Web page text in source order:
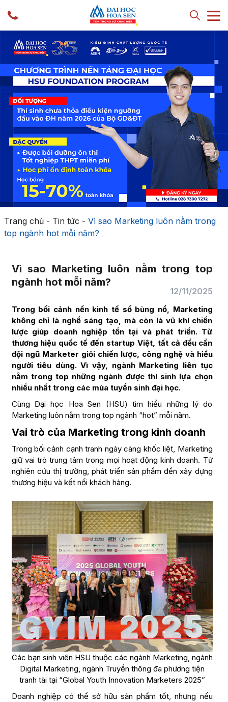
Trang chủ- Tin tức - Vì sao Marketing luôn nằm trong
top ngành hot mỗi năm?
Vì sao Marketing luôn nằm trong top
ngành hot mỗi năm?
12/11/2025
Trong bối cảnh nền kinh tế số bùng nổ, Marketing
không chỉ là nghề sáng tạo, mà còn là vũ khí chiến
lược giúp doanh nghiệp tồn tại và phát triển. Từ
thương hiệu quốc tế đến startup Việt, tất cả đều cần
đội ngũ Marketer giỏi chiến lược, công nghệ và hiểu
người tiêu dùng. Vì vậy, ngành Marketing liên tục
nằm trong top những ngành được thí sinh lựa chọn
nhiều nhất trong các mùa tuyển sinh đại học.
Cùng Đại học Hoa Sen (HSU) tìm hiểu những lý do
Marketing luôn nằm trong top ngành “hot” mỗi năm.
Vai trò của Marketing trong kinh doanh
Trong bối cảnh cạnh tranh ngày càng khốc liệt, Marketing
giữ vai trò trung tâm trong mọi hoạt động kinh doanh. Từ
nghiên cứu thị trường, phát triển sản phẩm đến xây dựng
thương hiệu và kết nối khách hàng.
Các bạn sinh viên HSU thuộc các ngành Marketing, ngành
Digital Marketing, ngành Truyền thông đa phương tiện
tranh tài tại “Global Youth Innovation Marketers 2025”
Doanh nghiệp có thể sở hữu sản phẩm tốt, nhưng nếu